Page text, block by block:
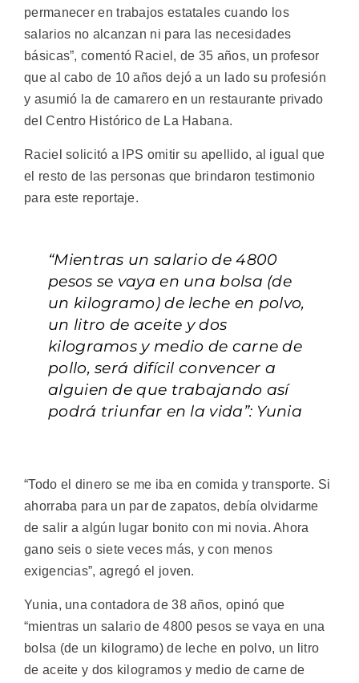
permanecer en trabajos estatales cuando los
salarios no alcanzan ni para las necesidades
básicas”, comentó Raciel, de 35 años, un profesor
que al cabo de 10 años dejó a un lado su profesión
y asumió la de camarero en un restaurante privado
del Centro Histórico de La Habana.
Raciel solicitó a IPS omitir su apellido, al igual que
el resto de las personas que brindaron testimonio
para este reportaje.
“Mientras un salario de 4800
pesos se vaya en una bolsa (de
un kilogramo) de leche en polvo,
un litro de aceite y dos
kilogramos y medio de carne de
pollo, será difícil convencer a
alguien de que trabajando así
podrá triunfar en la vida”: Yunia
“Todo el dinero se me iba en comida y transporte. Si
ahorraba para un par de zapatos, debía olvidarme
de salir a algún lugar bonito con mi novia. Ahora
gano seis o siete veces más, y con menos
exigencias”, agregó el joven.
Yunia, una contadora de 38 años, opinó que
“mientras un salario de 4800 pesos se vaya en una
bolsa (de un kilogramo) de leche en polvo, un litro
de aceite y dos kilogramos y medio de carne de